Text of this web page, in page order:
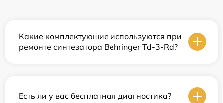
Какие комплектующие используются при
ремонте синтезатора Behringer Td-3-Rd?
Есть ли у вас бесплатная диагностика?